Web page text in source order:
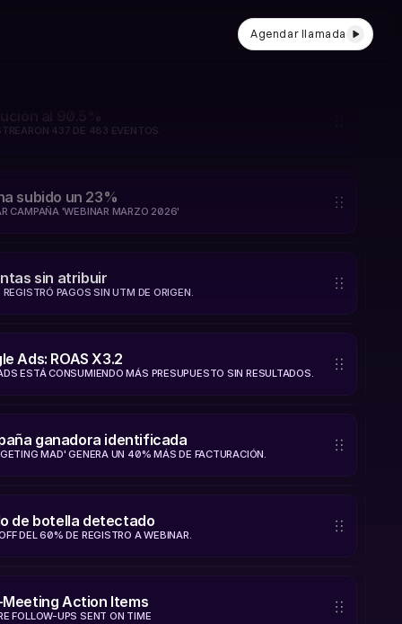
Agendar llamada
437 DE 483 EVENTOS.
subido un 23%
CAMPAÑA 'WEBINAR MARZO 2026'
sin atribuir
REGISTRÓ PAGOS SIN UTM DE ORIGEN.
Ads: ROAS X3.2
ESTÁ CONSUMIENDO MÁS PRESUPUESTO SIN RESULTADOS.
ganadora identificada
MAD' GENERA UN 40% MÁS DE FACTURACIÓN.
de botella detectado
DEL 60% DE REGISTRO A WEBINAR.
Action Items
FOLLOW-UPS SENT ON TIME